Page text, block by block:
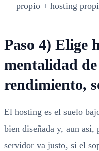
propio + hosting
Paso 4) Elige
mentalidad
rendimiento,
El hosting es el suelo
bien diseñada y, aun así,
servidor va justo, si el